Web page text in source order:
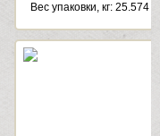
Веc упаковки, кг: 25.574